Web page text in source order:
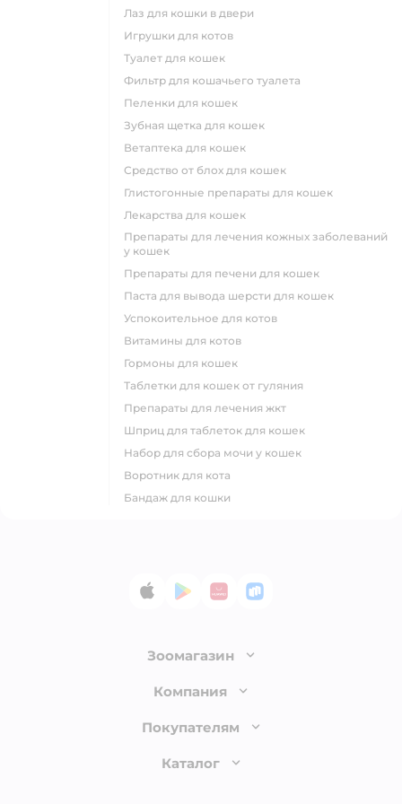
лаз для кошки в двери
игрушки для котов
туалет для кошек
фильтр для кошачьего туалета
пеленки для кошек
зубная щетка для кошек
ветаптека для кошек
средство от блох для кошек
глистогонные препараты для кошек
лекарства для кошек
препараты для лечения кожных заболеваний
у кошек
препараты для печени для кошек
паста для вывода шерсти для кошек
успокоительное для котов
витамины для котов
гормоны для кошек
таблетки для кошек от гуляния
препараты для лечения жкт
шприц для таблеток для кошек
набор для сбора мочи у кошек
воротник для кота
бандаж для кошки
App StoreGoogle Play
AppGallery
RuStore
Зоомагазин
Лицензия
Доставка и оплата
Обмен и возврат товара
Компания
О компании
Покупателям
Бонусные карты
Каталог